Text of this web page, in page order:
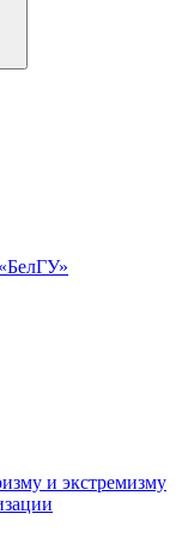
и экстремизму